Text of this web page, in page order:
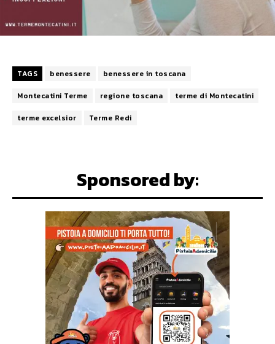
TAGS benessere
benessere in toscana
Montecatini Terme
regione toscana
terme di Montecatini
terme excelsior
Terme Redi
Sponsored by: